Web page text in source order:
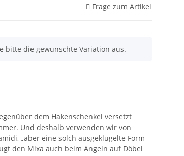
Frage zum Artikel
bitte die gewünschte Variation aus.
dem Hakenschenkel versetzt
Und deshalb verwenden wir von
„aber eine solch ausgeklügelte Form
den Mixa auch beim Angeln auf Döbel